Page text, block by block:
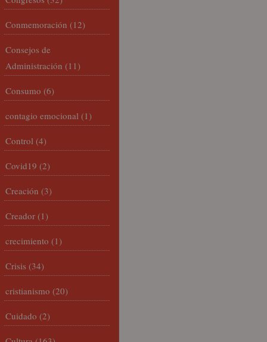
Conmemoración (12)
Consejos de
Administración (11)
Consumo (6)
contagio emocional (1)
Control (4)
Covid19 (2)
Creación (3)
Creador (1)
crecimiento (1)
Crisis (34)
cristianismo (20)
Cuidado (2)